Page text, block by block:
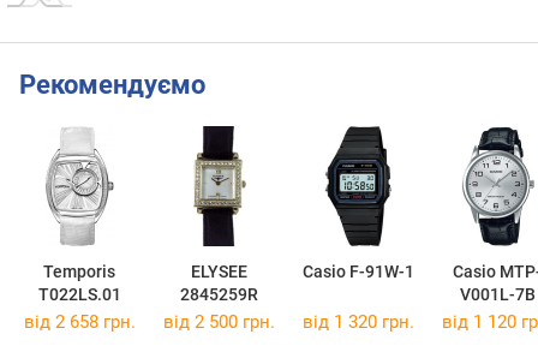
Рекомендуємо
Temporis
T022LS.01
ELYSEE
2845259R
Casio F-91W-1
Casio
V001L-7B
від 2 658 грн. від 2 500 грн. від 1 320 грн. від 1 120